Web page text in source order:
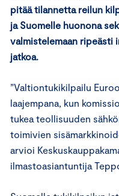
pitää tilannetta reilun
ja Suomelle huonona
valmistelemaan
jatkoa.
”Valtiontukikilpailu
laajempana, kun
tukea teollisuuden
toimivien
arvioi
ilmastoasiantuntija